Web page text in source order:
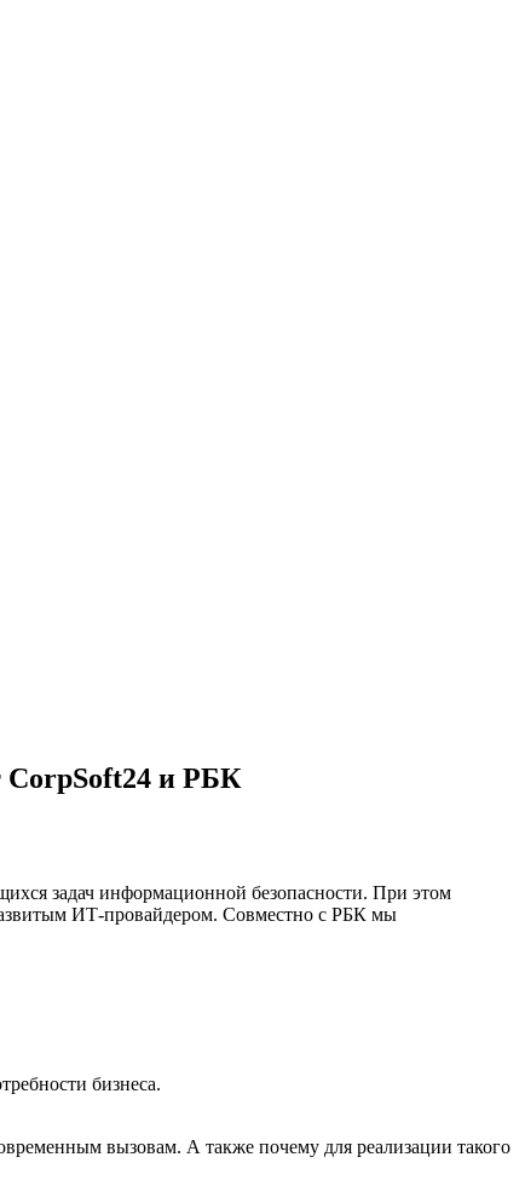
CorpSoft24 и РБК
задач информационной безопасности. При этом
ИТ‑провайдером. Совместно с РБК мы
бизнеса.
вызовам. А также почему для реализации такого